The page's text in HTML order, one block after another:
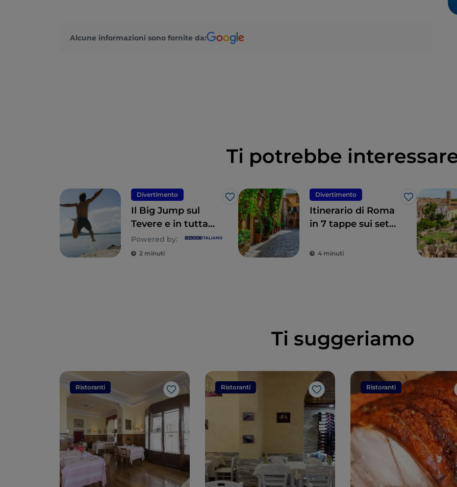
Alcune informazioni sono fornite da:
Ti potrebbe
Divertimento
Like
Il Big Jump sul
Tevere e in tutta
Europa
Powered by:
2 minuti
Divertimento
Like
Itinerario di Roma
in 7 tappe sui set
Italia, che i romani
4 minuti
Ti suggeriamo
Ristoranti
Like
Ristoranti
Like
Ristoranti